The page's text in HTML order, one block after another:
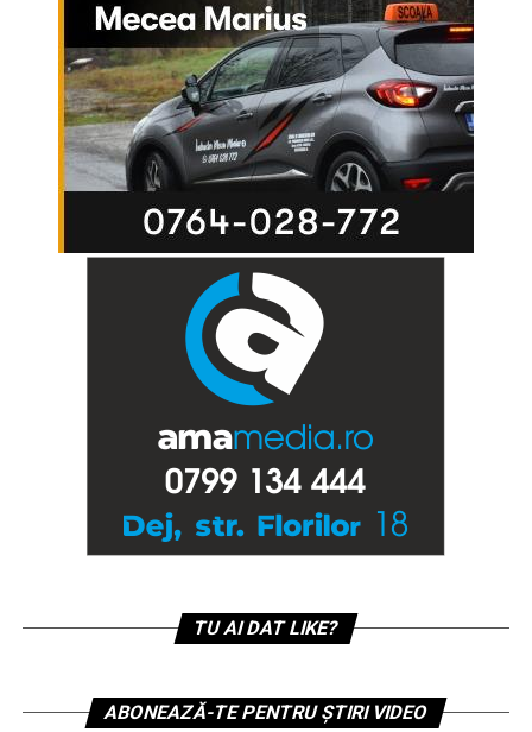
TU AI DAT LIKE?
ABONEAZĂ-TE PENTRU ȘTIRI VIDEO